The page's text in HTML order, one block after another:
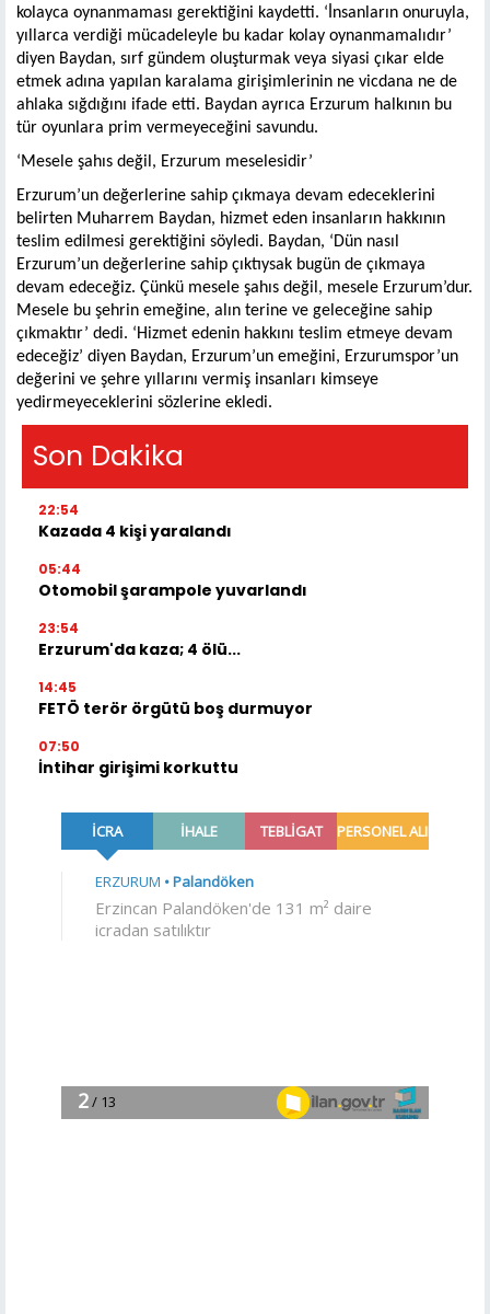
kolayca oynanmaması gerektiğini kaydetti. ‘İnsanların onuruyla,
yıllarca verdiği mücadeleyle bu kadar kolay oynanmamalıdır’
diyen Baydan, sırf gündem oluşturmak veya siyasi çıkar elde
etmek adına yapılan karalama girişimlerinin ne vicdana ne de
ahlaka sığdığını ifade etti. Baydan ayrıca Erzurum halkının bu
tür oyunlara prim vermeyeceğini savundu.
‘Mesele şahıs değil, Erzurum meselesidir’
Erzurum’un değerlerine sahip çıkmaya devam edeceklerini
belirten Muharrem Baydan, hizmet eden insanların hakkının
teslim edilmesi gerektiğini söyledi. Baydan, ‘Dün nasıl
Erzurum’un değerlerine sahip çıktıysak bugün de çıkmaya
devam edeceğiz. Çünkü mesele şahıs değil, mesele Erzurum’dur.
Mesele bu şehrin emeğine, alın terine ve geleceğine sahip
çıkmaktır’ dedi. ‘Hizmet edenin hakkını teslim etmeye devam
edeceğiz’ diyen Baydan, Erzurum’un emeğini, Erzurumspor’un
değerini ve şehre yıllarını vermiş insanları kimseye
yedirmeyeceklerini sözlerine ekledi.
Son Dakika
22:54
Kazada 4 kişi yaralandı
05:44
Otomobil şarampole yuvarlandı
23:54
Erzurum'da kaza; 4 ölü...
14:45
FETÖ terör örgütü boş durmuyor
07:50
İntihar girişimi korkuttu